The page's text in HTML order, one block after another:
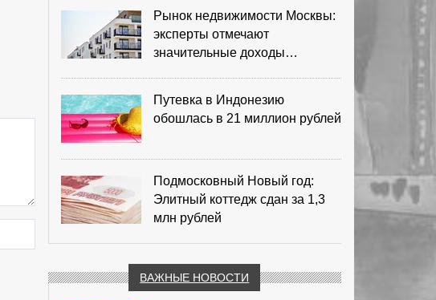
Рынок недвижимости Москвы:
эксперты отмечают
значительные доходы
Путевка в Индонезию
обошлась в 21 миллион рублей
Подмосковный Новый год:
Элитный коттедж сдан за 1,3
млн рублей
ВАЖНЫЕ НОВОСТИ